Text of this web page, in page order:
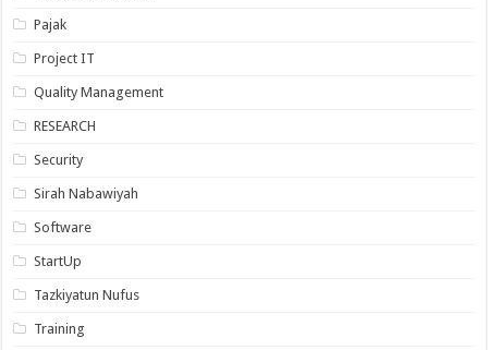
Pajak
Project IT
Quality Management
RESEARCH
Security
Sirah Nabawiyah
Software
StartUp
Tazkiyatun Nufus
Training